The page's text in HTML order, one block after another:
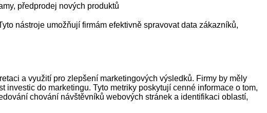
předprodej nových produktů
nástroje umožňují firmám efektivně spravovat data zákazníků,
a využití pro zlepšení marketingových výsledků. Firmy by měly
do marketingu. Tyto metriky poskytují cenné informace o tom,
chování návštěvníků webových stránek a identifikaci oblastí,